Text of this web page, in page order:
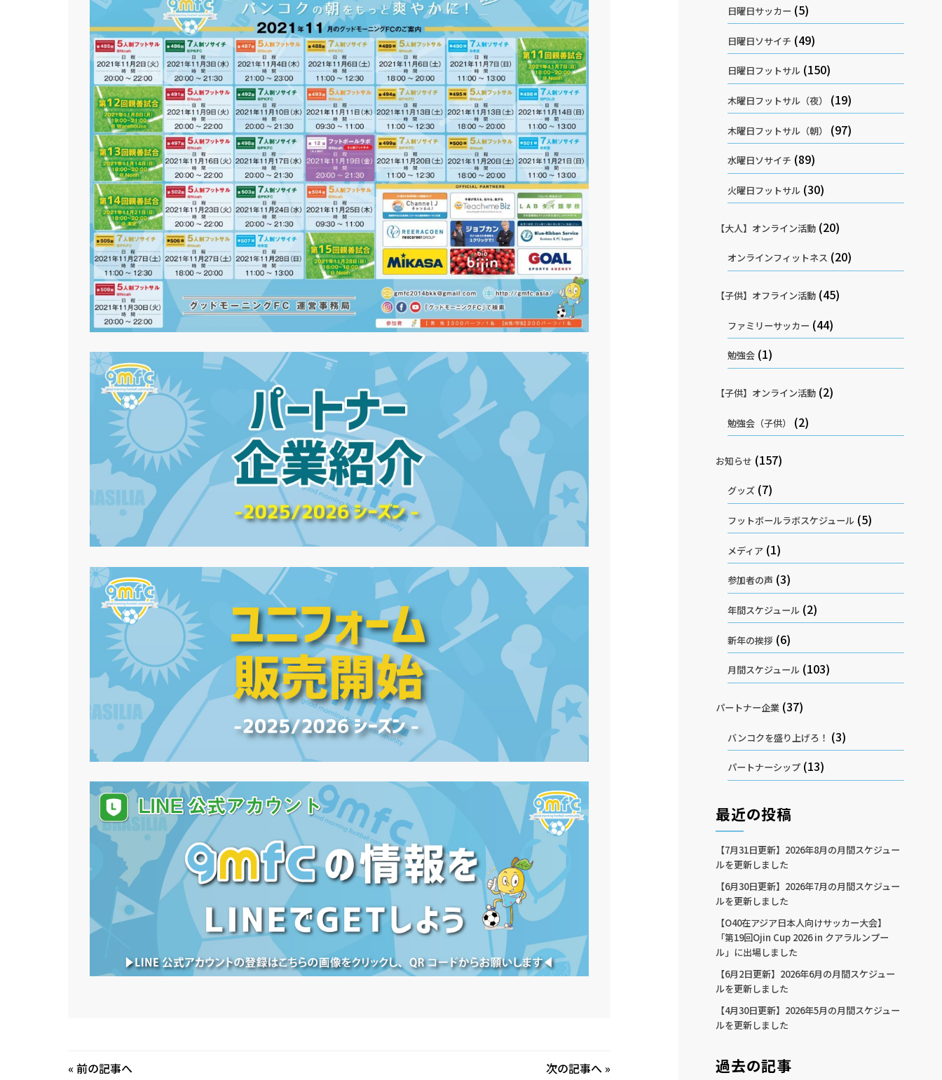
« 前の記事へ 次の記事へ »
日曜日サッカー (5)
日曜日ソサイチ (49)
日曜日フットサル(150)
木曜日フットサル（夜） (19)
木曜日フットサル（朝） (97)
水曜日ソサイチ (89)
火曜日フットサル(30)
【大人】オンライン活動 (20)
オンラインフィットネス (20)
【子供】オフライン活動 (45)
ファミリーサッカー (44)
勉強会(1)
【子供】オンライン活動 (2)
勉強会（子供） (2)
お知らせ (157)
グッズ(7)
フットボールラボスケジュール(5)
メディア (1)
参加者の声 (3)
年間スケジュール(2)
新年の挨拶 (6)
月間スケジュール(103)
パートナー企業 (37)
バンコクを盛り上げろ！ (3)
パートナーシップ(13)
最近の投稿
【7月31日更新】2026年8月の月間スケジュー
ルを更新しました
【6月30日更新】2026年7月の月間スケジュー
ルを更新しました
【O40在アジア日本人向けサッカー大会】
「第19回Ojin Cup 2026 in クアラルンプー
ル」に出場しました
【6月2日更新】2026年6月の月間スケジュー
ルを更新しました
【4月30日更新】2026年5月の月間スケジュー
ルを更新しました
過去の記事